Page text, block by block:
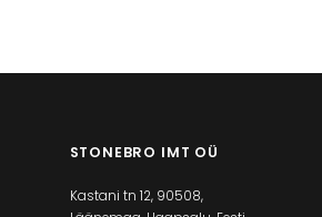
STONEBRO IMT OÜ
Kastani tn 12, 90508,